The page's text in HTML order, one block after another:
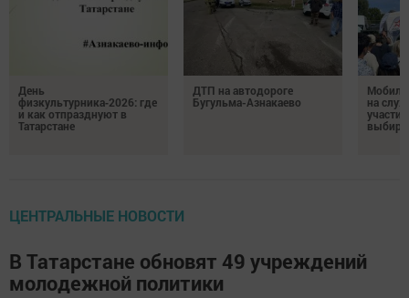
День
физкультурника‑2026: где
и как отпразднуют в
Татарстане
ДТП на автодороге
Бугульма-Азнакаево
на
ЦЕНТРАЛЬНЫЕ НОВОСТИ
В Татарстане обновят 49 учреждений
молодежной политики